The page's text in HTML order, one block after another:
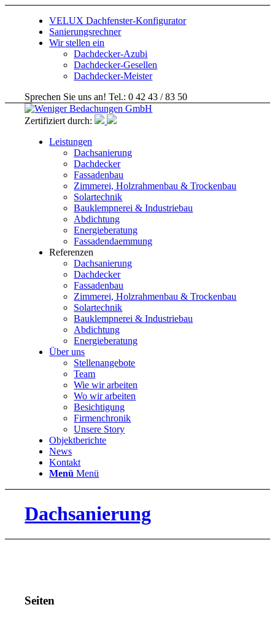
VELUX Dachfenster-Konfigurator
Sanierungsrechner
Wir stellen ein
Dachdecker-Azubi
Dachdecker-Gesellen
Dachdecker-Meister
Sprechen Sie uns an! Tel.: 0 42 43 / 83 50
Zertifiziert durch:
Leistungen
Dachsanierung
Dachdecker
Fassadenbau
Zimmerei, Holzrahmenbau & Trockenbau
Solartechnik
Bauklempnerei & Industriebau
Abdichtung
Energieberatung
Fassadendaemmung
Referenzen
Dachsanierung
Dachdecker
Fassadenbau
Zimmerei, Holzrahmenbau & Trockenbau
Solartechnik
Bauklempnerei & Industriebau
Abdichtung
Energieberatung
Über uns
Stellenangebote
Team
Wie wir arbeiten
Wo wir arbeiten
Besichtigung
Firmenchronik
Unsere Story
Objektberichte
News
Kontakt
Menü Menü
Dachsanierung
Seiten